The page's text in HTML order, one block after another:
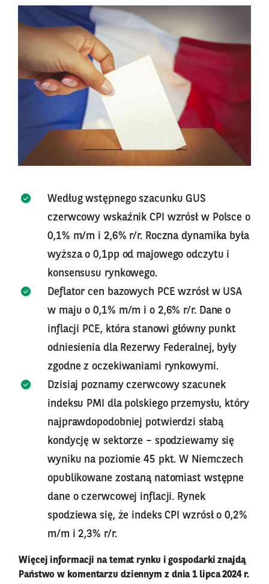
Według wstępnego szacunku GUS
czerwcowy wskaźnik CPI wzrósł w Polsce o
0,1% m/m i 2,6% r/r. Roczna dynamika była
wyższa o 0,1pp od majowego odczytu i
konsensusu rynkowego.
Deflator cen bazowych PCE wzrósł w USA
w maju o 0,1% m/m i o 2,6% r/r. Dane o
inflacji PCE, która stanowi główny punkt
odniesienia dla Rezerwy Federalnej, były
zgodne z oczekiwaniami rynkowymi.
Dzisiaj poznamy czerwcowy szacunek
indeksu PMI dla polskiego przemysłu, który
najprawdopodobniej potwierdzi słabą
kondycję w sektorze – spodziewamy się
wyniku na poziomie 45 pkt. W Niemczech
opublikowane zostaną natomiast wstępne
dane o czerwcowej inflacji. Rynek
spodziewa się, że indeks CPI wzrósł o 0,2%
m/m i 2,3% r/r.
Więcej informacji na temat rynku i gospodarki znajdą
Państwo w komentarzu dziennym z dnia 1 lipca 2024 r.